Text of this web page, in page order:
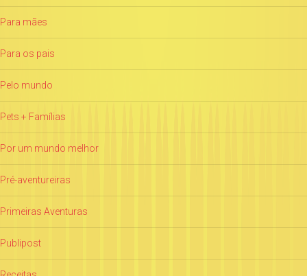
Para mães
Para os pais
Pelo mundo
Pets + Famílias
Por um mundo melhor
Pré-aventureiras
Primeiras Aventuras
Publipost